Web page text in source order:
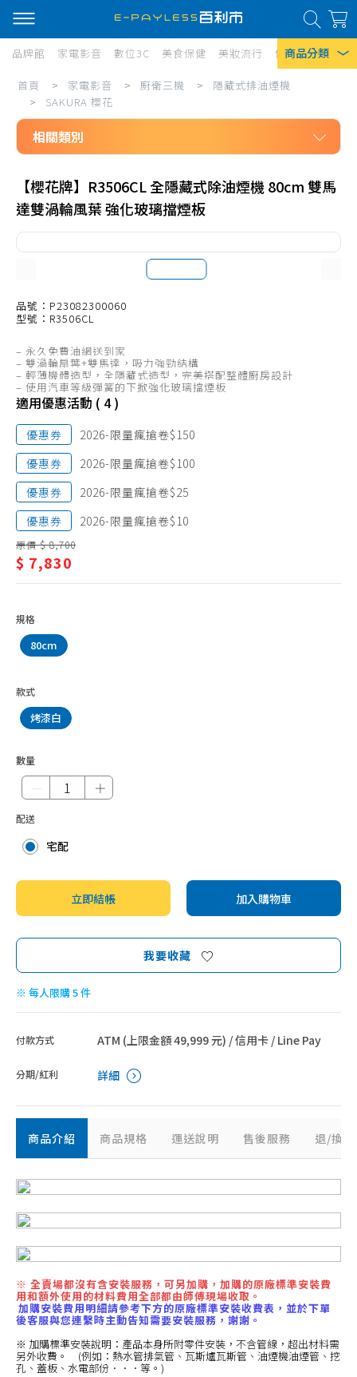
商品分類
熱門搜尋
風扇
口罩
除濕機
衛生紙
品牌館 家電影音 數位3C 美食保健 美妝流行 傢俱寢具 居
家
影
音/
衛
三
藏
式
排
油
煙
機/
SAKURA
櫻
花
首頁 > 家電影音 > 廚衛三機 >
隱藏式排油煙機
>
SAKURA 櫻花
相關類別
廚衛三機
SAKURA 櫻花
JTL 喜特麗
Panasonic 國際牌
SVAGO
best 貝斯特
HOSUN 豪山
HMK 鴻茂
【櫻花牌】R3506CL 全隱藏式除油煙機 80cm 雙馬
達雙渦輪風葉 強化玻璃擋煙板
品號：P23082300060
型號：R3506CL
– 永久免費油網送到家
– 雙渦輪扇葉+雙馬達，吸力強勁結構
– 輕薄機體造型，全隱藏式造型，完美搭配整體廚房設計
– 使用汽車等級彈簧的下掀強化玻璃擋煙板
適用優惠活動 ( 4 )
優惠券
2026-限量瘋搶卷$150
優惠券
2026-限量瘋搶卷$100
優惠券
2026-限量瘋搶卷$25
優惠券
2026-限量瘋搶卷$10
原價 $ 8,700
$ 7,830
規格
80cm
款式
烤漆白
數量
＋
配送
宅配
立即結帳 加入購物車
我要收藏
※ 每人限購 5 件
付款方式 ATM (上限金額 49,999 元) / 信用卡 / Line Pay
分期/紅利 詳細
商品介紹 商品規格 運送說明 售後服務 退/換
※ 全賣場都沒有含安裝服務，可另加購，加購的原廠標準安裝費
用和額外使用的材料費用全部都由師傅現場收取。
加購安裝費用明細請參考下方的原廠標準安裝收費表，並於下單
後客服與您連繫時主動告知需要安裝服務，謝謝。
※ 加購標準安裝說明：產品本身所附零件安裝，不含管線，超出材料需
另外收費。 (例如：熱水管排氣管、瓦斯爐瓦斯管、油煙機油煙管、挖
孔、蓋板、水電部份．．．等。)